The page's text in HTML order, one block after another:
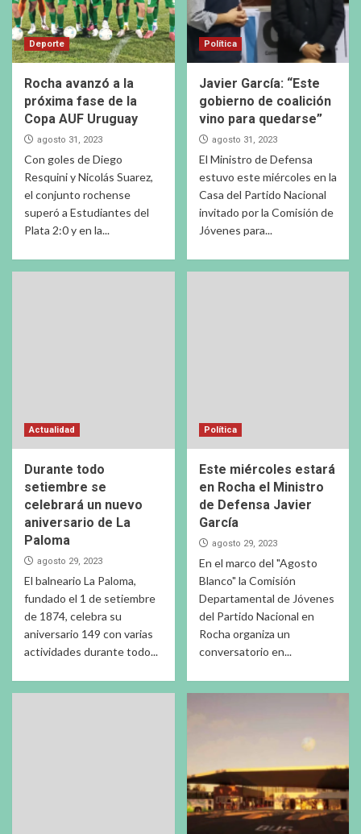
Deporte
Rocha avanzó a la
próxima fase de la
Copa AUF Uruguay
agosto 31, 2023
Con goles de Diego
Resquini y Nicolás Suarez,
el conjunto rochense
superó a Estudiantes del
Plata 2:0 y en la...
Política
Javier García: “Este
gobierno de coalición
vino para quedarse”
agosto 31, 2023
El Ministro de Defensa
estuvo este miércoles en la
Casa del Partido Nacional
invitado por la Comisión de
Jóvenes para...
Actualidad
Durante todo
setiembre se
celebrará un nuevo
aniversario de La
Paloma
agosto 29, 2023
El balneario La Paloma,
fundado el 1 de setiembre
de 1874, celebra su
aniversario 149 con varias
actividades durante todo...
Política
Este miércoles estará
en Rocha el Ministro
de Defensa Javier
García
agosto 29, 2023
En el marco del "Agosto
Blanco" la Comisión
Departamental de Jóvenes
del Partido Nacional en
Rocha organiza un
conversatorio en...